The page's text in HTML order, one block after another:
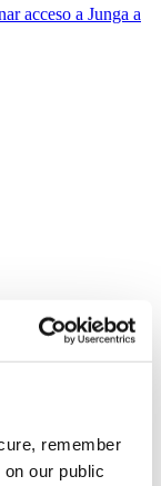
remember
our public
acceso a Junga a
positivos en
los grupos sociales